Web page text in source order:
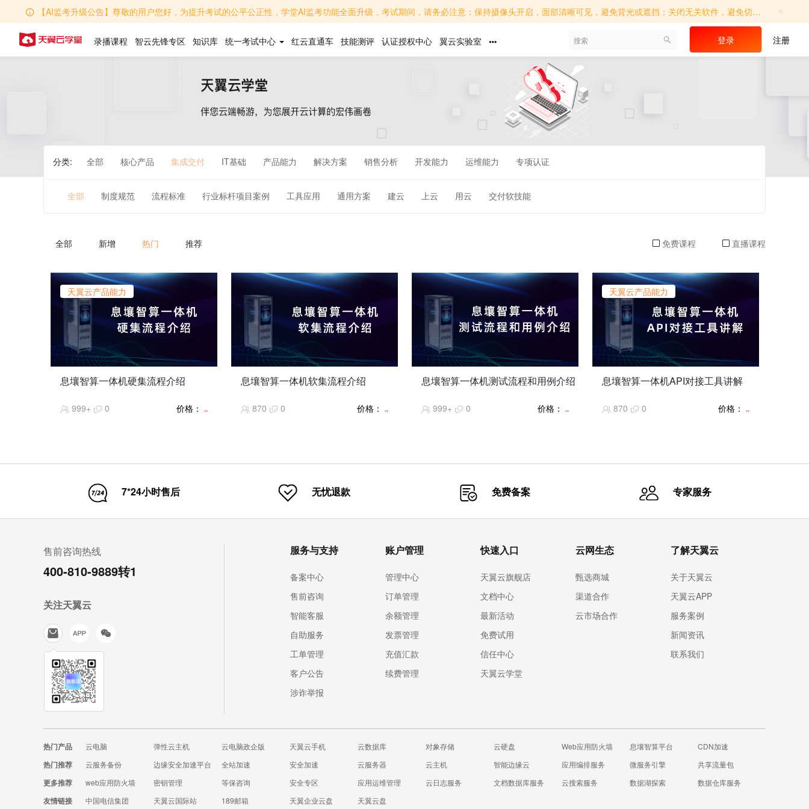
【AI监考升级公告】尊敬的用户您好，为提升考试的公平公正性，学堂AI监考功能全面升级，考试期间，请务必注意：保持摄像头开启，面部清晰可见，避免背光或遮挡；关闭无关软件，避免切屏操作；确保考试环境相对独立，避免他人进入；如遇系统提示，请及时调...
录播课程 智云先锋专区 知识库 统一考试中心 红云直通车 技能测评 认证授权中心 翼云实验室 登录 注册
分类: 全部 核心产品 集成交付 IT基础 产品能力 解决方案 销售分析 开发能力 运维能力 专项认证
全部 制度规范 流程标准 行业标杆项目案例 工具应用 通用方案 建云 上云 用云 交付软技能
全部 新增 热门 推荐 免费课程 直播课程
天翼云产品能力
息壤智算一体机硬集流程介绍
列课程：硬集流程（工勘、规划设计、
999+ 0 价格： 免费
息壤智算一体机软集流程介绍
列课程：软集流程介绍（基于最新的软
870 0 价格： 免费
息壤智算一体机测试流程和用例介绍
列课程：测试流程和用例介绍
999+ 0 价格： 免费
天翼云产品能力
息壤智算一体机API对接工具讲解
列课程：API对接工具讲解
870 0 价格： 免费
7*24小时售后 无忧退款 免费备案 专家服务
售前咨询热线
400-810-9889转1
关注天翼云
服务与支持
备案中心
售前咨询
智能客服
自助服务
工单管理
客户公告
涉诈举报
账户管理
管理中心
订单管理
余额管理
发票管理
充值汇款
续费管理
快速入口
天翼云旗舰店
文档中心
最新活动
免费试用
信任中心
天翼云学堂
云网生态
甄选商城
渠道合作
云市场合作
了解天翼云
关于天翼云
天翼云APP
服务案例
新闻资讯
联系我们
热门产品 云电脑 弹性云主机 云电脑政企版 天翼云手机 云数据库 对象存储 云硬盘 Web应用防火墙 息壤智算平台 CDN加速
热门推荐 云服务备份 边缘安全加速平台 全站加速 安全加速 云服务器 云主机 智能边缘云 应用编排服务 微服务引擎 共享流量包
更多推荐 web应用防火墙 密钥管理 等保咨询 安全专区 应用运维管理 云日志服务 文档数据库服务 云搜索服务 数据湖探索 数据仓库服务
友情链接 中国电信集团 天翼云国际站 189邮箱 天翼企业云盘 天翼云盘